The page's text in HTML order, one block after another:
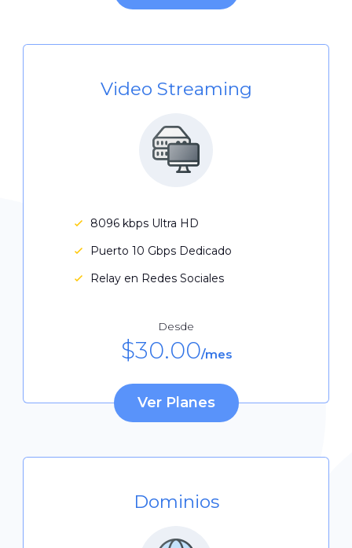
Video Streaming
8096 kbps Ultra HD
Puerto 10 Gbps Dedicado
Relay en Redes Sociales
Desde
$30.00/mes
Ver Planes
Dominios